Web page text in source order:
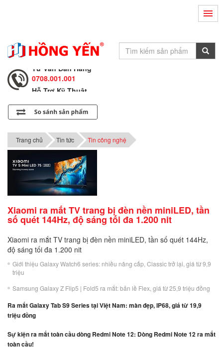
0708.002.002
Tư Vấn Bán Hàng
0708.001.001
Hỗ Trợ Kỹ Thuật
0708.002.002
Tư Vấn Bán Hàng
0708.001.001
Trang chủ Tin tức Tin công nghệ
Xiaomi ra mắt TV trang bị đèn nền miniLED, tần
số quét 144Hz, độ sáng tối đa 1.200 nit
Xiaomi ra mắt TV trang bị đèn nền miniLED, tần số quét 144Hz,
độ sáng tối đa 1.200 nit
Giới thiệu Galaxy Watch6 series: nhiều nâng cấp, Classic trở lại, giá từ 9,9
triệu
Samsung Galaxy Z Flip5 | Fold5 ra mắt: bản lề Flex, giá từ 25,9 triệu đồng
Ra mắt Galaxy Tab S9 Series tại Việt Nam: màn đẹp, IP68, giá từ 19,9
triệu đồng
Sự kiện ra mắt toàn cầu dòng Redmi Note 12: Dòng Redmi Note 12 ra mắt
toàn cầu!